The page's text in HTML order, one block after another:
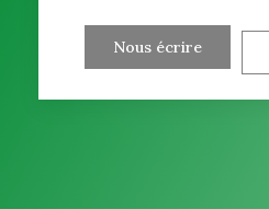
Nous écrire